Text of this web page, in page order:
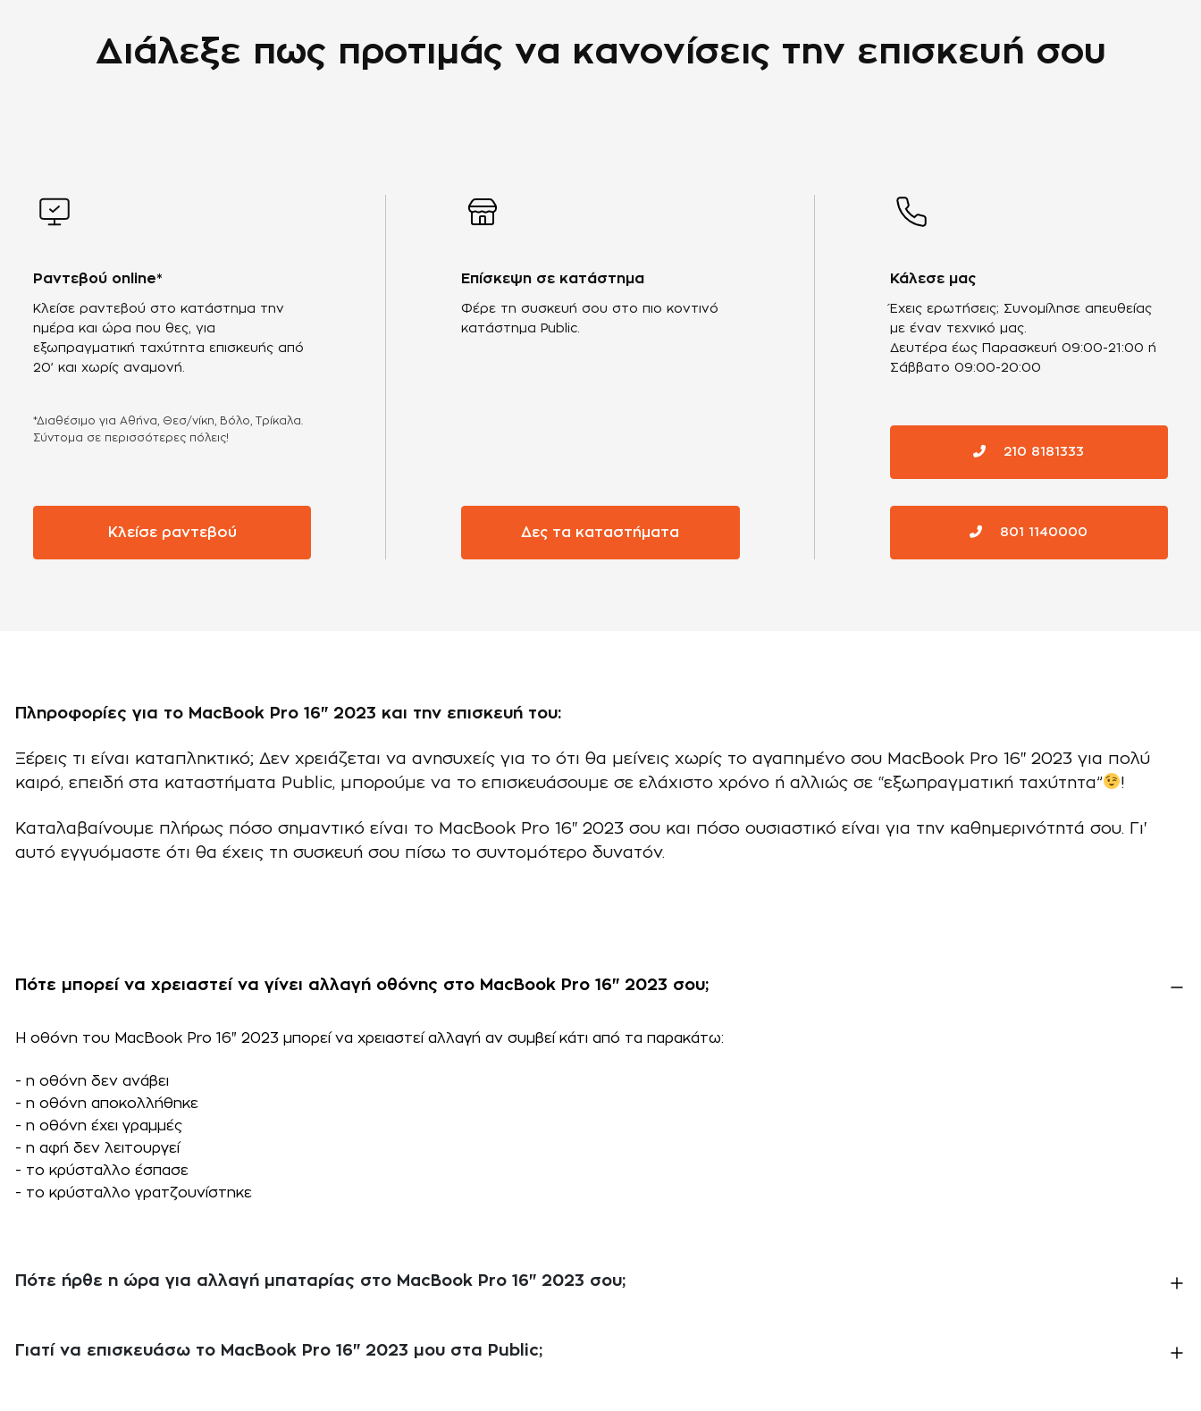
Διάλεξε πως προτιμάς να κανονίσεις την επισκευή σου
Ραντεβού online*
Κλείσε ραντεβού στο κατάστημα την
ημέρα και ώρα που θες, για
εξωπραγματική ταχύτητα επισκευής από
20’ και χωρίς αναμονή.
*Διαθέσιμο για Αθήνα, Θεσ/νίκη, Βόλο, Τρίκαλα.
Σύντομα σε περισσότερες πόλεις!
Κλείσε ραντεβού
Επίσκεψη σε κατάστημα
Φέρε τη συσκευή σου στο πιο κοντινό
κατάστημα Public.
Δες τα καταστήματα
Κάλεσε μας
Έχεις ερωτήσεις; Συνομίλησε απευθείας
με έναν τεχνικό μας.
Δευτέρα έως Παρασκευή 09:00-21:00 ή
Σάββατο 09:00-20:00
210 8181333
801 1140000
Πληροφορίες για το MacBook Pro 16" 2023 και την επισκευή του:
Ξέρεις τι είναι καταπληκτικό; Δεν χρειάζεται να ανησυχείς για το ότι θα μείνεις χωρίς το αγαπημένο σου MacBook Pro 16" 2023 για πολύ
καιρό, επειδή στα καταστήματα Public, μπορούμε να το επισκευάσουμε σε ελάχιστο χρόνο ή αλλιώς σε “εξωπραγματική ταχύτητα”
!
Καταλαβαίνουμε πλήρως πόσο σημαντικό είναι το MacBook Pro 16" 2023 σου και πόσο ουσιαστικό είναι για την καθημερινότητά σου. Γι'
αυτό εγγυόμαστε ότι θα έχεις τη συσκευή σου πίσω το συντομότερο δυνατόν.
Πότε μπορεί να χρειαστεί να γίνει αλλαγή οθόνης στο MacBook Pro 16" 2023 σου;
Η οθόνη του MacBook Pro 16" 2023 μπορεί να χρειαστεί αλλαγή αν συμβεί κάτι από τα παρακάτω:
- η οθόνη δεν ανάβει
- η οθόνη αποκολλήθηκε
- η οθόνη έχει γραμμές
- η αφή δεν λειτουργεί
- το κρύσταλλο έσπασε
- το κρύσταλλο γρατζουνίστηκε
Πότε ήρθε η ώρα για αλλαγή μπαταρίας στο MacBook Pro 16" 2023 σου;
Γιατί να επισκευάσω το MacBook Pro 16" 2023 μου στα Public;